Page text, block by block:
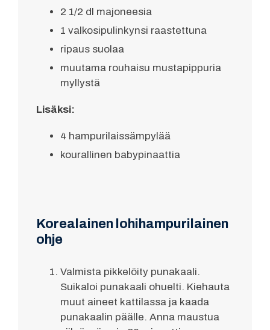
2 1/2 dl majoneesia
1 valkosipulinkynsi raastettuna
ripaus suolaa
muutama rouhaisu mustapippuria
myllystä
Lisäksi:
4 hampurilaissämpylää
kourallinen babypinaattia
Korealainen lohihampurilainen
ohje
Valmista pikkelöity punakaali.
Suikaloi punakaali ohuelti. Kiehauta
muut aineet kattilassa ja kaada
punakaalin päälle. Anna maustua